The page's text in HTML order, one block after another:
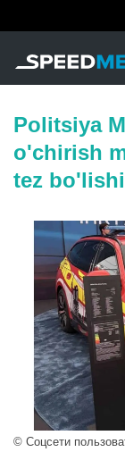
Politsiya
o'chirish
tez
© Соцсети